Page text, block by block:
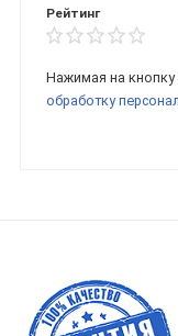
Рейтинг
Нажимая на
обработку